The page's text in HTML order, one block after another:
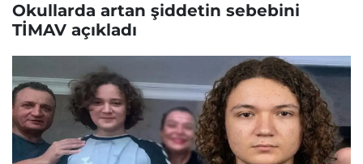
Okullarda artan şiddetin sebebini
TİMAV açıkladı